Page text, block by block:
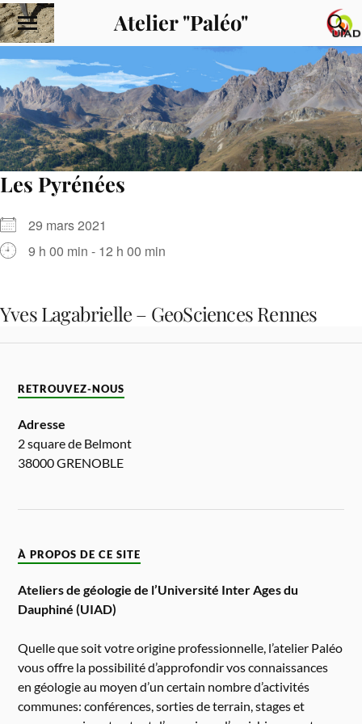
Atelier "Paléo"
Les Pyrénées
29 mars 2021
9 h 00 min - 12 h 00 min
Yves Lagabrielle – GeoSciences Rennes
RETROUVEZ-NOUS
Adresse
2 square de Belmont
38000 GRENOBLE
À PROPOS DE CE SITE
Ateliers de géologie de l’Université Inter Ages du
Dauphiné (UIAD)
Quelle que soit votre origine professionnelle, l’atelier Paléo
vous offre la possibilité d’approfondir vos connaissances
en géologie au moyen d’un certain nombre d’activités
communes: conférences, sorties de terrain, stages et